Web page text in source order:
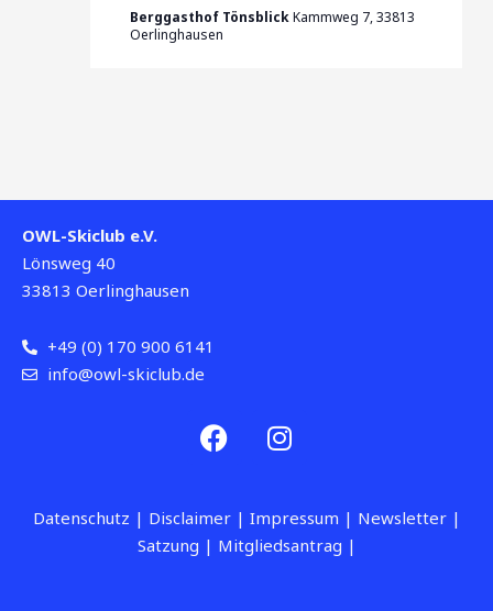
Berggasthof TönsblickKammweg 7, 33813
Oerlinghausen
OWL-Skiclub e.V.
Lönsweg 40
33813 Oerlinghausen
+49 (0) 170 900 6141
info@owl-skiclub.de
F
a
b
o
I
n
a
g
Datenschutz | Disclaimer| Impressum | Newsletter |
Satzung | Mitgliedsantrag |